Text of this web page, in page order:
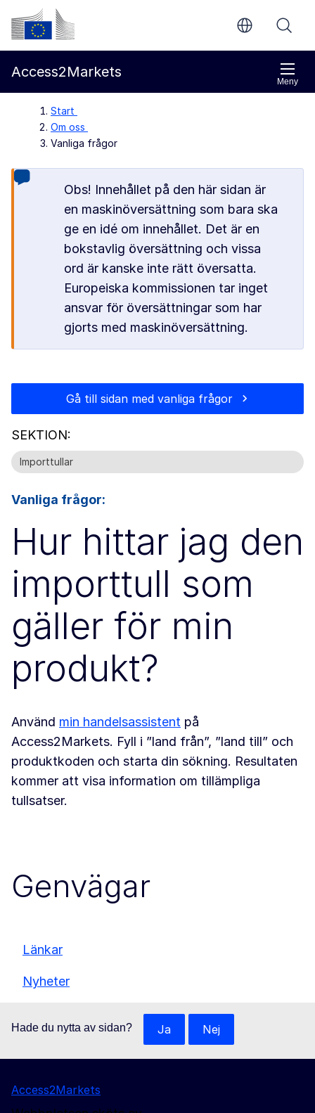
Gå direkt till innehållet
Europeiska kommissionen
Meny
Access2Markets
Start
Om oss
Vanliga frågor
Obs! Innehållet på den här sidan är
en maskinöversättning som bara ska
ge en idé om innehållet. Det är en
bokstavlig översättning och vissa
ord är kanske inte rätt översatta.
Europeiska kommissionen tar inget
ansvar för översättningar som har
gjorts med maskinöversättning.
Gå till sidan med vanliga frågor
SEKTION:
Importtullar
Vanliga frågor:
Hur hittar jag den
importtull som
gäller för min
produkt?
Använd min handelsassistent på
Access2Markets. Fyll i ”land från”, ”land till” och
produktkoden och starta din sökning. Resultaten
kommer att visa information om tillämpliga
tullsatser.
Genvägar
Länkar
Nyheter
Hade du nytta av sidan? Ja Nej
Access2Markets